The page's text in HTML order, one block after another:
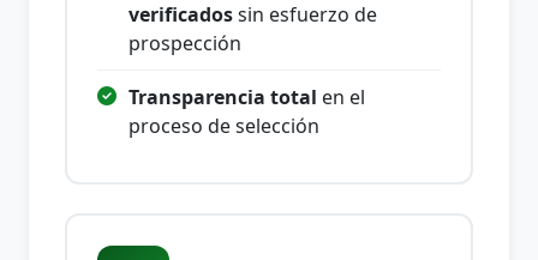
verificadossin esfuerzo de
prospección
Transparencia total en el
proceso de selección